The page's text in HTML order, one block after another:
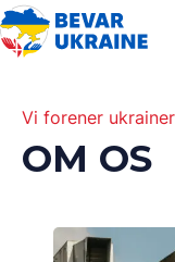
Vi forener
OM OS